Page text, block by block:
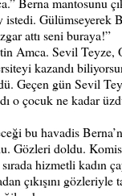
Gülümseyerek
attı seni buraya!”
Amca. Sevil Teyze,
kazandı
Geçen gün Sevil
o çocuk ne kadar
bu havadis
Gözleri doldu.
hizmetli kadın
çıkışını gözleriyle